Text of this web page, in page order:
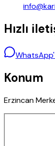
Hızlı
Konum
Erzincan